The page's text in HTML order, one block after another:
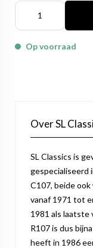
Op voorraad
Over SL
SL Classics is
gespecialiseerd
C107, beide
vanaf 1971 tot
1981 als laatste
R107 is dus
heeft in 1986